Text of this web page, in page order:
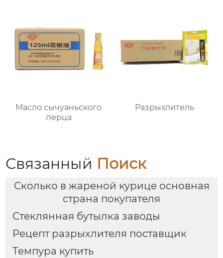
Масло сычуаньского
перца
Разрыхлитель
Связанный Поиск
Сколько в жареной курице основная
страна покупателя
Стеклянная бутылка заводы
Рецепт разрыхлителя поставщик
Темпура купить